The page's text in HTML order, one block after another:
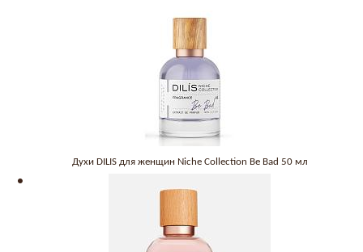
Духи DILIS для женщин Niche Collection Be Bad 50 мл